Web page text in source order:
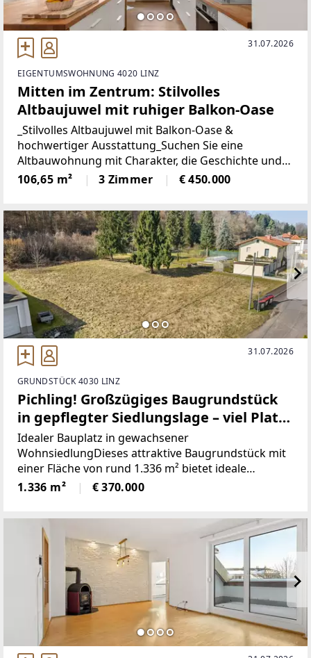
31.07.2026
EIGENTUMSWOHNUNG 4020 LINZ
Mitten im Zentrum: Stilvolles
Altbaujuwel mit ruhiger Balkon-Oase
_Stilvolles Altbaujuwel mit Balkon-Oase &
hochwertiger Ausstattung_Suchen Sie eine
Altbauwohnung mit Charakter, die Geschichte und
modernen Wohnkomfort perfekt vereint?Dann wird
Sie dieses besondere Zuhause begeistern: Hohe
106,65 m² 3 Zimmer € 450.000
31.07.2026
GRUNDSTÜCK 4030 LINZ
Pichling! Großzügiges Baugrundstück
in gepflegter Siedlungslage – viel Platz
für Ihr Traumhaus
Idealer Bauplatz in gewachsener
WohnsiedlungDieses attraktive Baugrundstück mit
einer Fläche von rund 1.336 m² bietet ideale
Voraussetzungen für die Verwirklichung Ihres
persönlichen Wohntraums. Die großzügige
1.336 m² € 370.000